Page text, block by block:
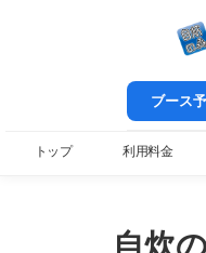
ブース
トップ 利用料金
自炊